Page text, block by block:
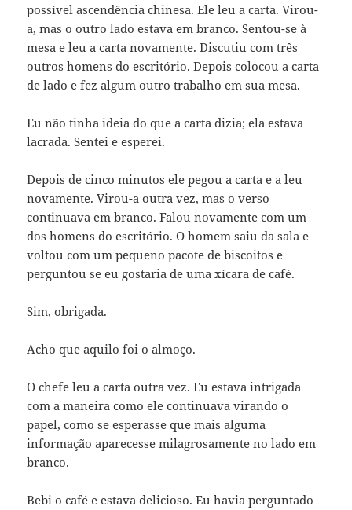
possível ascendência chinesa. Ele leu a carta. Virou-
a, mas o outro lado estava em branco. Sentou-se à
mesa e leu a carta novamente. Discutiu com três
outros homens do escritório. Depois colocou a carta
de lado e fez algum outro trabalho em sua mesa.
Eu não tinha ideia do que a carta dizia; ela estava
lacrada. Sentei e esperei.
Depois de cinco minutos ele pegou a carta e a leu
novamente. Virou-a outra vez, mas o verso
continuava em branco. Falou novamente com um
dos homens do escritório. O homem saiu da sala e
voltou com um pequeno pacote de biscoitos e
perguntou se eu gostaria de uma xícara de café.
Sim, obrigada.
Acho que aquilo foi o almoço.
O chefe leu a carta outra vez. Eu estava intrigada
com a maneira como ele continuava virando o
papel, como se esperasse que mais alguma
informação aparecesse milagrosamente no lado em
branco.
Bebi o café e estava delicioso. Eu havia perguntado